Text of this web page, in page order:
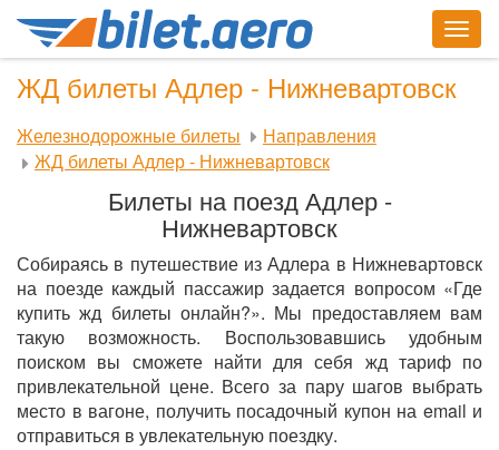
ЖД билеты Адлер - Нижневартовск
Железнодорожные билеты
Направления
ЖД билеты Адлер - Нижневартовск
Билеты на поезд Адлер -
Нижневартовск
Собираясь в путешествие из Адлера в Нижневартовск
на поезде каждый пассажир задается вопросом «Где
купить жд билеты онлайн?». Мы предоставляем вам
такую возможность. Воспользовавшись удобным
поиском вы сможете найти для себя жд тариф по
привлекательной цене. Всего за пару шагов выбрать
место в вагоне, получить посадочный купон на email и
отправиться в увлекательную поездку.